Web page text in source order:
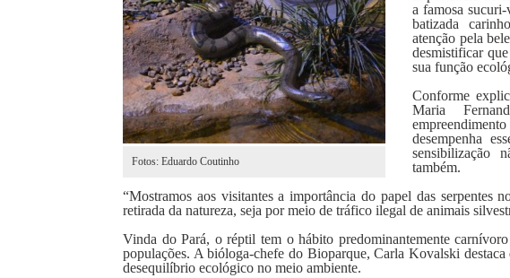
Fotos: Eduardo Coutinho
a famosa
batizada
atenção pela
desmistificar
sua função
Conforme
Maria
desempenha
sensibilização
também.
“Mostramos aos visitantes a importância do papel das serpentes
retirada da natureza, seja por meio de tráfico ilegal de animais
Vinda do Pará, o réptil tem o hábito predominantemente
populações. A bióloga-chefe do Bioparque, Carla Kovalski destaca
desequilíbrio ecológico no meio ambiente.